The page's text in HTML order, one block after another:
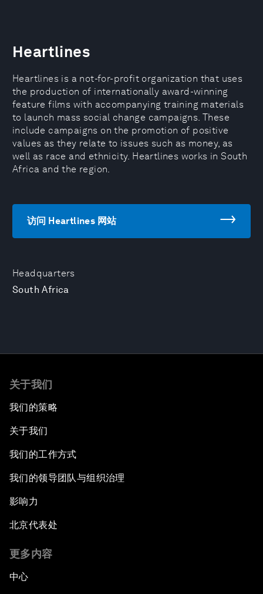
Headquarters
South Africa
Heartlines
Heartlines is a not-for-profit organization that uses
the production of internationally award-winning
feature films with accompanying training materials
to launch mass social change campaigns. These
include campaigns on the promotion of positive
values as they relate to issues such as money, as
well as race and ethnicity. Heartlines works in South
Africa and the region.
访问 Heartlines 网站
关于我们
我们的策略
关于我们
我们的工作方式
我们的领导团队与组织治理
影响力
北京代表处
更多内容
中心